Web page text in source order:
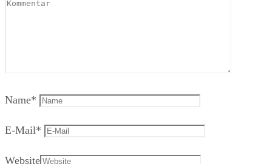
Name*
E-Mail*
Website